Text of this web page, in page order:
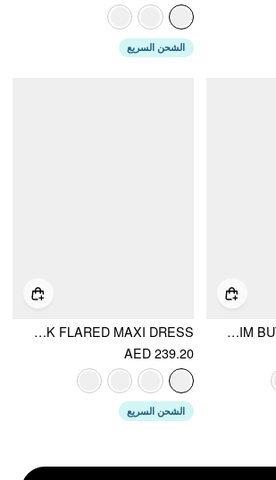
الشحن السريع
COTTON-BLEND SCULPTURAL V-NECK BRODERIE ANGLAISE FLORAL LACE TRIM BUTTON MIDI DRESS
COLOR-BLOCKED SCOOP NECK FLARED MAXI DRESS
AED 239.20
الشحن السريع